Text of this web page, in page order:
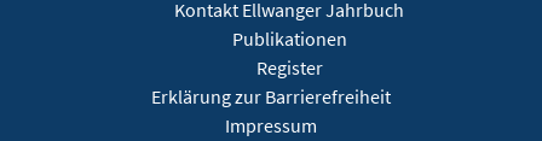
Kontakt Ellwanger Jahrbuch
Publikationen
Register
Erklärung zur Barrierefreiheit
Impressum